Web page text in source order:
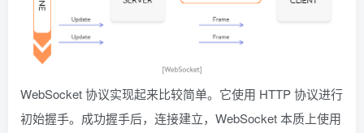
WebSocket 协议实现起来比较简单。它使用 HTTP 协议进行
初始握手。成功握手后，连接建立，WebSocket 本质上使用